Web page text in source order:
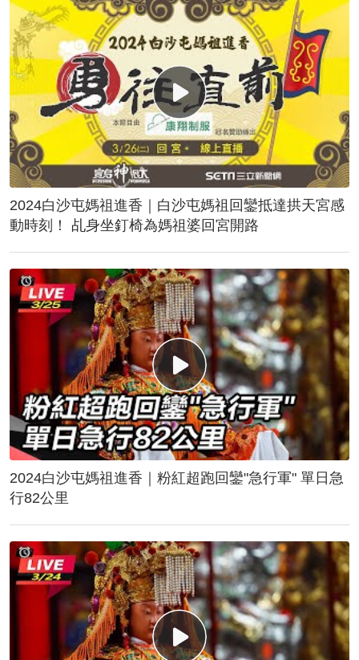
2024白沙屯媽祖進香｜白沙屯媽祖回鑾抵達拱天宮感
動時刻！ 乩身坐釘椅為媽祖婆回宮開路
2024白沙屯媽祖進香｜粉紅超跑回鑾"急行軍" 單日急
行82公里